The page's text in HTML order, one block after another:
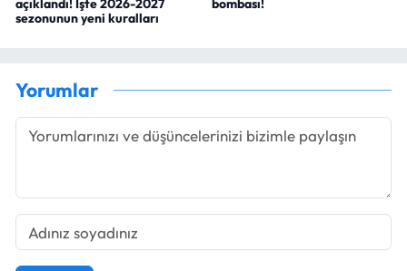
açıklandı! İşte 2026-2027
sezonunun yeni kuralları
bombası!
Yorumlar